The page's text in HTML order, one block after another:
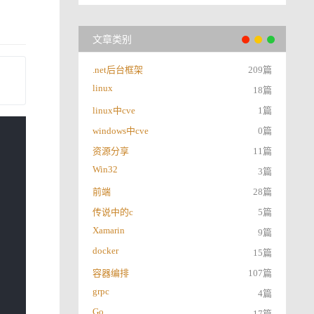
文章类别
.net后台框架
209篇
linux
18篇
linux中cve
1篇
windows中cve
0篇
资源分享
11篇
Win32
3篇
前端
28篇
传说中的c
5篇
Xamarin
9篇
docker
15篇
容器编排
107篇
grpc
4篇
Go